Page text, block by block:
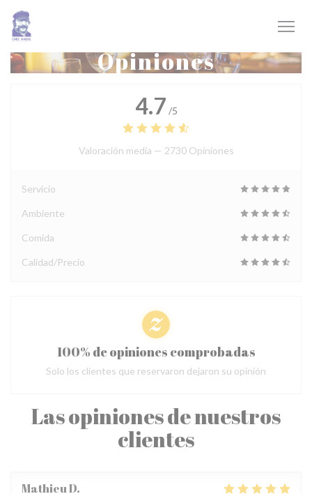
Personalización de sus opciones de cookies
Opiniones
Las opiniones de nuestros
clientes
MathieuD
4.7 /5
Valoración media — 2730 Opiniones
Servicio
Ambiente
Comida
Calidad/Precio
100% de opiniones comprobadas
Solo los clientes que reservaron dejaron su opinión